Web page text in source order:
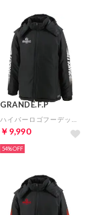
GRANDE.F.P
￥9,990
54%